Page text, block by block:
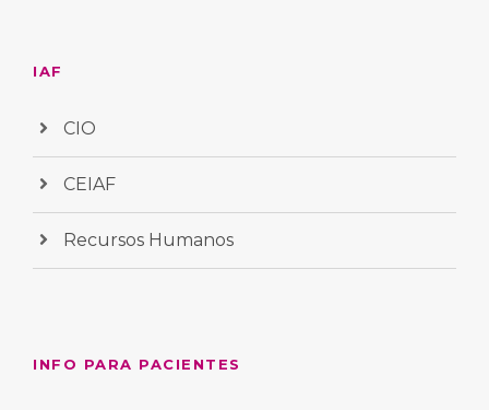
IAF
CIO
CEIAF
Recursos Humanos
INFO PARA PACIENTES